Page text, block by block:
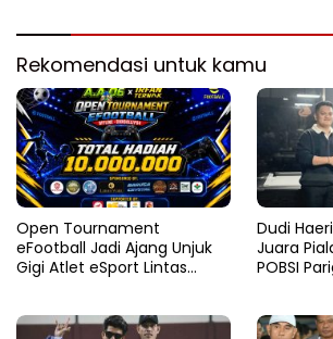
Rekomendasi untuk kamu
Open Tournament
eFootball Jadi Ajang Unjuk
Gigi Atlet eSport Lintas
Dudi
Juara
POBSI